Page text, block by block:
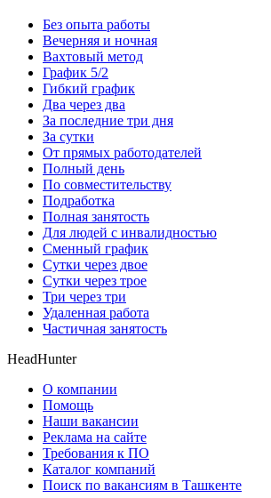
Без опыта работы
Вечерняя и ночная
Вахтовый метод
График 5/2
Гибкий график
Два через два
За последние три дня
За сутки
От прямых работодателей
Полный день
По совместительству
Подработка
Полная занятость
Для людей с инвалидностью
Сменный график
Сутки через двое
Сутки через трое
Три через три
Удаленная работа
Частичная занятость
HeadHunter
О компании
Помощь
Наши вакансии
Реклама на сайте
Требования к ПО
Каталог компаний
Поиск по вакансиям в Ташкенте